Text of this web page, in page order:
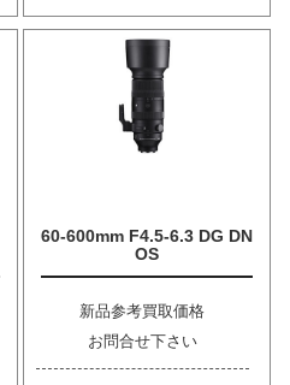
60-600mm F4.5-6.3 DG DN
OS
新品参考買取価格
お問合せ下さい